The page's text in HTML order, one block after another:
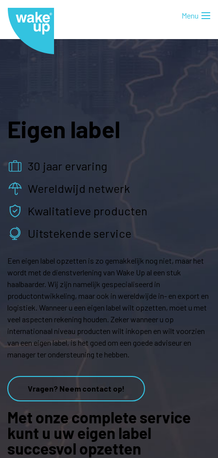
Eigen label
Een eigen label opzetten is zo gemakkelijk nog niet, maar het
wordt met de dienstverlening van Wake Up al een stuk
haalbaarder. Wij zijn namelijk gespecialiseerd in
productontwikkeling, maar ook in wereldwijde in- en export en
logistiek. Wanneer u een eigen label wilt opzetten, moet u met
veel aspecten rekening houden. Zeker wanneer u op
internationaal niveau producten wilt inkopen en wilt voorzien
van een eigen label, is het goed om een goede adviseur en
manager ter ondersteuning te hebben.
Vragen? Neem contact op!
Met onze complete service
kunt u uw eigen label
succesvol opzetten
30 jaar ervaring
Wereldwijd netwerk
Kwalitatieve producten
Uitstekende service